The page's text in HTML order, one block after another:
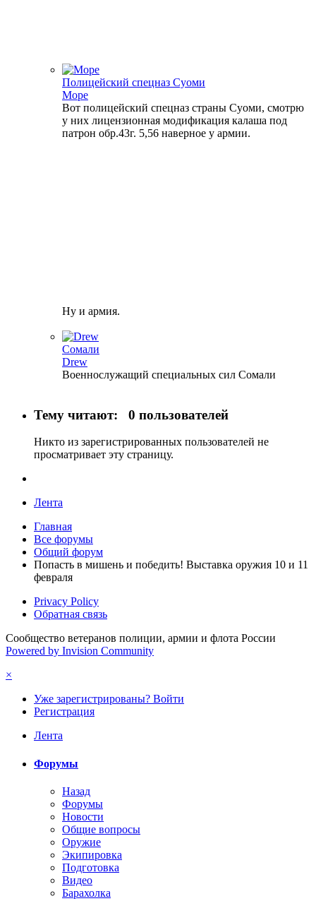
Полицейский спецназ Суоми
Море
Вот полицейский спецназ страны Суоми, смотрю
у них лицензионная модификация калаша под
патрон обр.43г. 5,56 наверное у армии.
Ну и армия.
Сомали
Drew
Военнослужащий специальных сил Сомали
Тему читают: 0 пользователей
Никто из зарегистрированных пользователей не
просматривает эту страницу.
Лента
Главная
Все форумы
Общий форум
Попасть в мишень и победить! Выставка оружия 10 и 11
февраля
Privacy Policy
Обратная связь
Сообщество ветеранов полиции, армии и флота России
Powered by Invision Community
×
Уже зарегистрированы? Войти
Регистрация
Лента
Форумы
Назад
Форумы
Новости
Общие вопросы
Оружие
Экипировка
Подготовка
Видео
Барахолка